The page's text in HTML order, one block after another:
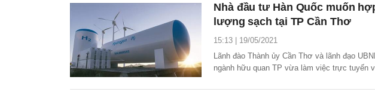
Nhà đầu tư Hàn Quốc muốn
lượng sạch tại TP Cần Thơ
15:13 | 19/05/2021
Lãnh đào Thành ủy Cần Thơ và lãnh đạo
ngành hữu quan TP vừa làm việc trực tuyến